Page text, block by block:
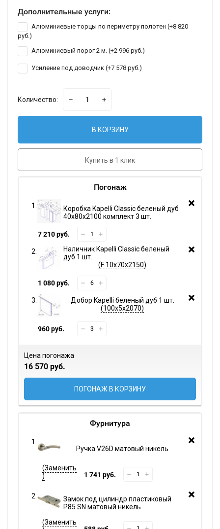
Дополнительные услуги:
Алюминиевые торцы по периметру полотен (+8 820
руб.)
Алюминиевый порог 2 м. (+2 996 руб.)
Усиление под доводчик (+7 578 руб.)
Количество:
В КОРЗИНУ
Купить в 1 клик
Погонаж
Коробка Kapelli Classic беленый дуб
40х80х2100 комплект 3 шт.
7 210 руб.
Наличник Kapelli Classic беленый
дуб 1 шт.
F 10х70х2150
1 080 руб.
Добор Kapelli беленый дуб 1 шт.
100х5х2070
960 руб.
Цена погонажа
16 570 руб.
ПОГОНАЖ В КОРЗИНУ
Фурнитура
Ручка V26D матовый никель
1 741 руб.
Замок под цилиндр пластиковый
P85 SN матовый никель